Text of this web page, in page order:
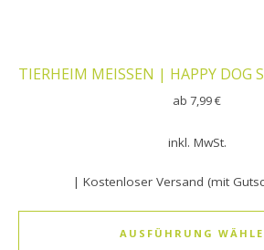
TIERHEIM MEISSEN | HAPPY DOG
ab7,99€
inkl. MwSt.
| Kostenloser Versand (mit
AUSFÜHRUNG